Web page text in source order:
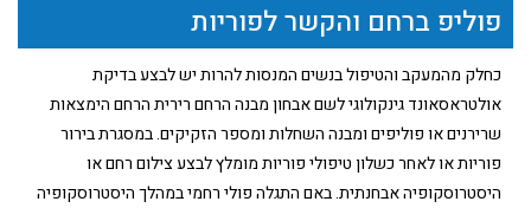
פוליפ ברחם והקשר לפוריות
כחלק מהמעקב והטיפול בנשים המנסות להרות יש לבצע בדיקת
אולטראסאונד גינקולוגי לשם אבחון מבנה הרחם רירית הרחם הימצאות
שרירנים או פוליפים ומבנה השחלות ומספר הזקיקים. במסגרת בירור
פוריות או לאחר כשלון טיפולי פוריות מומלץ לבצע צילום רחם או
היסטרוסקופיה אבחנתית. באם התגלה פולי רחמי במהלך היסטרוסקופיה